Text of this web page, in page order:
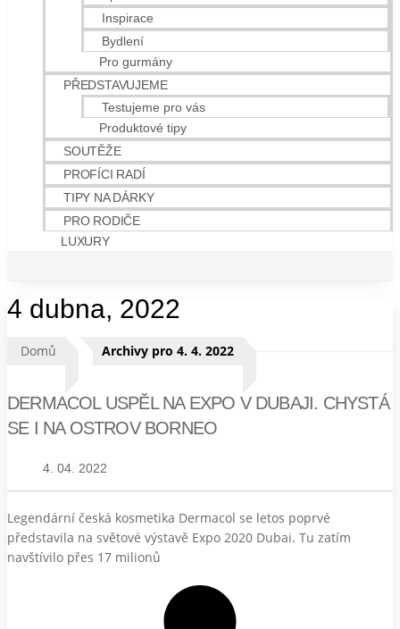
Inspirace
Bydlení
Pro gurmány
PŘEDSTAVUJEME
Testujeme pro vás
Produktové tipy
SOUTĚŽE
PROFÍCI RADÍ
TIPY NA DÁRKY
PRO RODIČE
LUXURY
4 dubna, 2022
Domů Archivy pro 4. 4. 2022
DERMACOL USPĚL NA EXPO V DUBAJI. CHYSTÁ
SE I NA OSTROV BORNEO
4. 04. 2022
Legendární česká kosmetika Dermacol se letos poprvé
představila na světové výstavě Expo 2020 Dubai. Tu zatím
navštívilo přes 17 milionů